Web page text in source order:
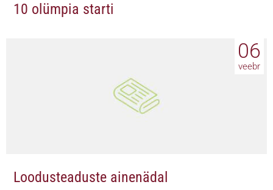
10 olümpia starti
06
veebr
Loodusteaduste ainenädal